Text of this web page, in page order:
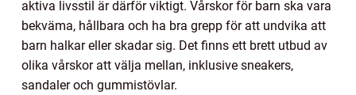
aktiva livsstil är därför viktigt. Vårskor för barn ska vara
bekväma, hållbara och ha bra grepp för att undvika att
barn halkar eller skadar sig. Det finns ett brett utbud av
olika vårskor att välja mellan, inklusive sneakers,
sandaler och gummistövlar.